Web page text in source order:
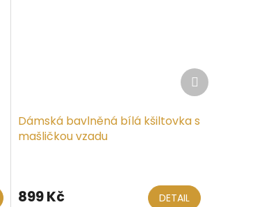
Dámská bavlněná bílá kšiltovka s
mašličkou vzadu
899 Kč DETAIL
Další
produkt